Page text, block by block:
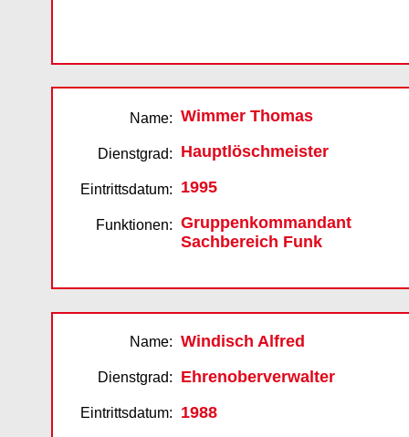
Name:
Dienstgrad:
Eintrittsdatum:
Funktionen:
Wimmer Thomas
Hauptlöschmeister
1995
Gruppenkommandant
Sachbereich Funk
Name:
Dienstgrad:
Eintrittsdatum:
Windisch Alfred
Ehrenoberverwalter
1988